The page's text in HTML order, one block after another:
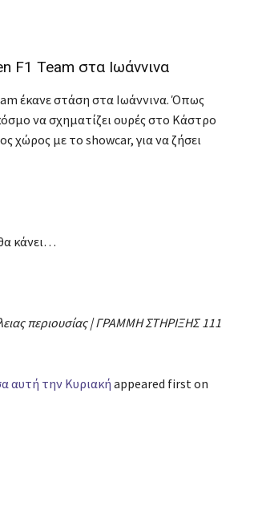
F1 Team στα Ιωάννινα
έκανε στάση στα Ιωάννινα. Όπως
να σχηματίζει ουρές στο Κάστρο
χώρος με το showcar, για να ζήσει
κάνει…
περιουσίας|ΓΡΑΜΜΗ ΣΤΗΡΙΞΗΣ111
αυτή την Κυριακήappeared first on